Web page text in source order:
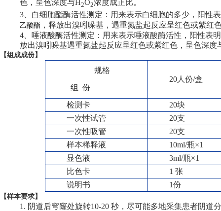
色，呈色深度与H2O2浓度成正比。
3 、白细胞酯酶活性测定：用来表示白细胞的多少，阳性
乙酸酯 ，释放出溴吲哚基，遇重氮盐起反应呈红色或紫红
4 、唾液酸酶活性测定：用来表示唾液酸酶活性，阳性表
放出溴吲哚基遇重氮盐起反应呈红色或紫红色，呈色深度
【组成成份】
规格
组 份
20 人份/盒
检测卡 20块
一次性试管
20支
一次性吸管
20支
样本稀释液
10ml/瓶×1
显色液
3ml/瓶×1
比色卡
1张
说明书
1份
【样本要求】
1. 阴道后穹窿处旋转10-20 秒，尽可能多地采集患者阴道